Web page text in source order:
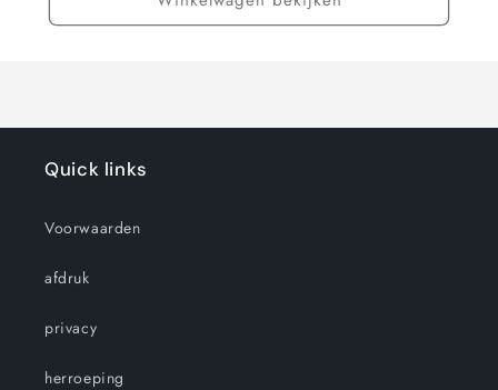
Quick links
Voorwaarden
afdruk
privacy
herroeping